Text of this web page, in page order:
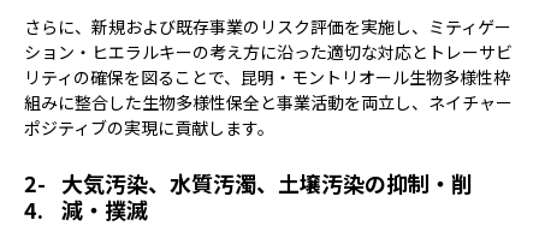
さらに、新規および既存事業のリスク評価を実施し、ミティゲー
ション・ヒエラルキーの考え方に沿った適切な対応とトレーサビ
リティの確保を図ることで、昆明・モントリオール生物多様性枠
組みに整合した生物多様性保全と事業活動を両立し、ネイチャー
ポジティブの実現に貢献します。
大気汚染、水質汚濁、土壌汚染の抑制・削
減・撲滅